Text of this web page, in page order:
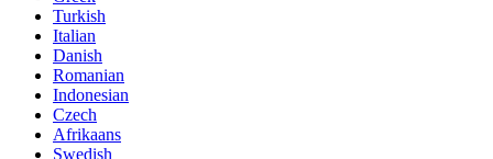
Turkish
Italian
Danish
Romanian
Indonesian
Czech
Afrikaans
Swedish